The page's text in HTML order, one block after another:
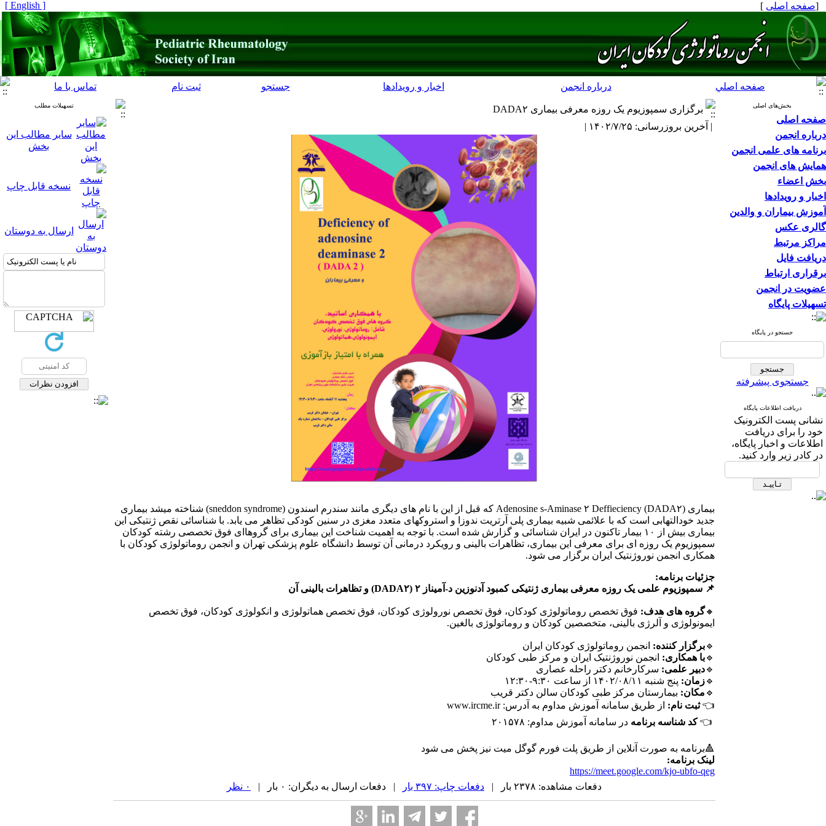
[صفحه اصلی ]
[ English ]
صفحه اصلي درباره انجمن اخبار و رویدادها جستجو ثبت نام تماس با ما
بخش‌های اصلی
صفحه اصلی
درباره انجمن
برنامه های علمی انجمن
همایش های انجمن
بخش اعضاء
اخبار و رویدادها
آموزش بیماران و والدین
گالری عکس
مراکز مرتبط
دریافت فایل
برقراری ارتباط
عضویت در انجمن
تسهیلات پایگاه
جستجو در پایگاه
جستجوی پیشرفته
دریافت اطلاعات پایگاه
نشانی پست الکترونیک
خود را برای دریافت
اطلاعات و اخبار پایگاه،
در کادر زیر وارد کنید.
برگزاری سمپوزیوم یک روزه معرفی بیماری DADA۲
| آخرین بروزرسانی: ۱۴۰۲/۷/۲۵ |
بیماری Adenosine s-Aminase ۲ Deffieciency (DADA۲) که قبل از این با نام های دیگری مانند سندرم اسندون (sneddon syndrome) شناخته میشد بیماری
جدید خودالتهابی است که با علائمی شبیه بیماری پلی آرتریت ندوزا و استروکهای متعدد مغزی در سنین کودکی تظاهر می یابد. با شناسائی نقص ژنتیکی این
بیماری بیش از ۱۰ بیمار تاکنون در ایران شناسائی و گزارش شده است. با توجه به اهمیت شناخت این بیماری برای گروهاای فوق تخصصی رشته کودکان
سمپوزیوم یک روزه ای برای معرفی این بیماری، تظاهرات بالینی و رویکرد درمانی آن توسط دانشگاه علوم پزشکی تهران و انجمن روماتولوژی کودکان با
همکاری انجمن نوروژنتیک ایران برگزار می شود.
جزئیات برنامه:
📌 سمپوزیوم علمی یک روزه معرفی بیماری ژنتیکی کمبود آدنوزین د-آمیناز ۲ (DADA۲) و تظاهرات بالینی آن
🔸گروه های هدف: فوق تخصص روماتولوژی کودکان، فوق تخصص نورولوژی کودکان، فوق تخصص هماتولوژی و انکولوژی کودکان، فوق تخصص
ایمونولوژی و آلرژی بالینی، متخصصین کودکان و روماتولوژی بالغین.
🔹برگزار کننده: انجمن روماتولوژی کودکان ایران
🔹با همکاری: انجمن نوروژنتیک ایران و مرکز طبی کودکان
🔹دبیر علمی: سرکارخانم دکتر راحله عصاری
🔹زمان: پنج شنبه ۱۴۰۲/۰۸/۱۱ از ساعت ۹:۳۰-۱۲:۳۰
🔹 مکان: بیمارستان مرکز طبی کودکان سالن دکتر قریب
👈ثبت نام: از طریق سامانه آموزش مداوم به آدرس: www.ircme.ir
👈کد شناسه برنامه در سامانه آموزش مداوم: ۲۰۱۵۷۸
🔺برنامه به صورت آنلاین از طریق پلت فورم گوگل میت نیز پخش می شود
لینک برنامه:
https://meet.google.com/kjo-ubfo-qeg
تسهیلات مطلب
سایر مطالب این
بخش
نسخه قابل چاپ
ارسال به دوستان
دفعات مشاهده: ۲۳۷۸ بار | دفعات چاپ: ۳۹۷ بار | دفعات ارسال به دیگران: ۰ بار | ۰ نظر